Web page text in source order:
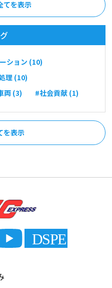
てを表示
ション (10)
理 (10)
両 (3) #社会貢献 (1)
を表示